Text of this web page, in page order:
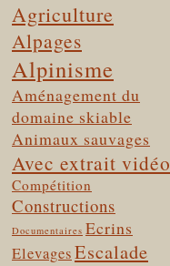
Agriculture
Alpages
Alpinisme
Aménagement du
domaine skiable
Animaux sauvages
Avec extrait vidéo
Compétition
Constructions
Documentaires Ecrins
ElevagesEscalade